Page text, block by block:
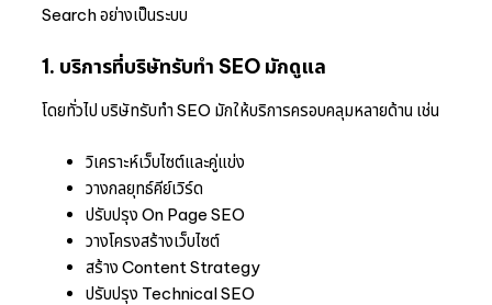
Search อย่างเป็นระบบ
1. บริการที่บริษัทรับทำ SEO มักดูแล
โดยทั่วไป บริษัทรับทำ SEO มักให้บริการครอบคลุมหลายด้าน เช่น
วิเคราะห์เว็บไซต์และคู่แข่ง
วางกลยุทธ์คีย์เวิร์ด
ปรับปรุง On Page SEO
วางโครงสร้างเว็บไซต์
สร้าง Content Strategy
ปรับปรุง Technical SEO